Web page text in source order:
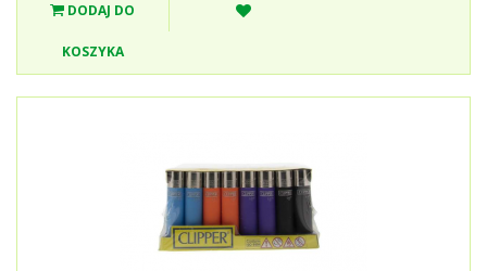
DODAJ DO
KOSZYKA